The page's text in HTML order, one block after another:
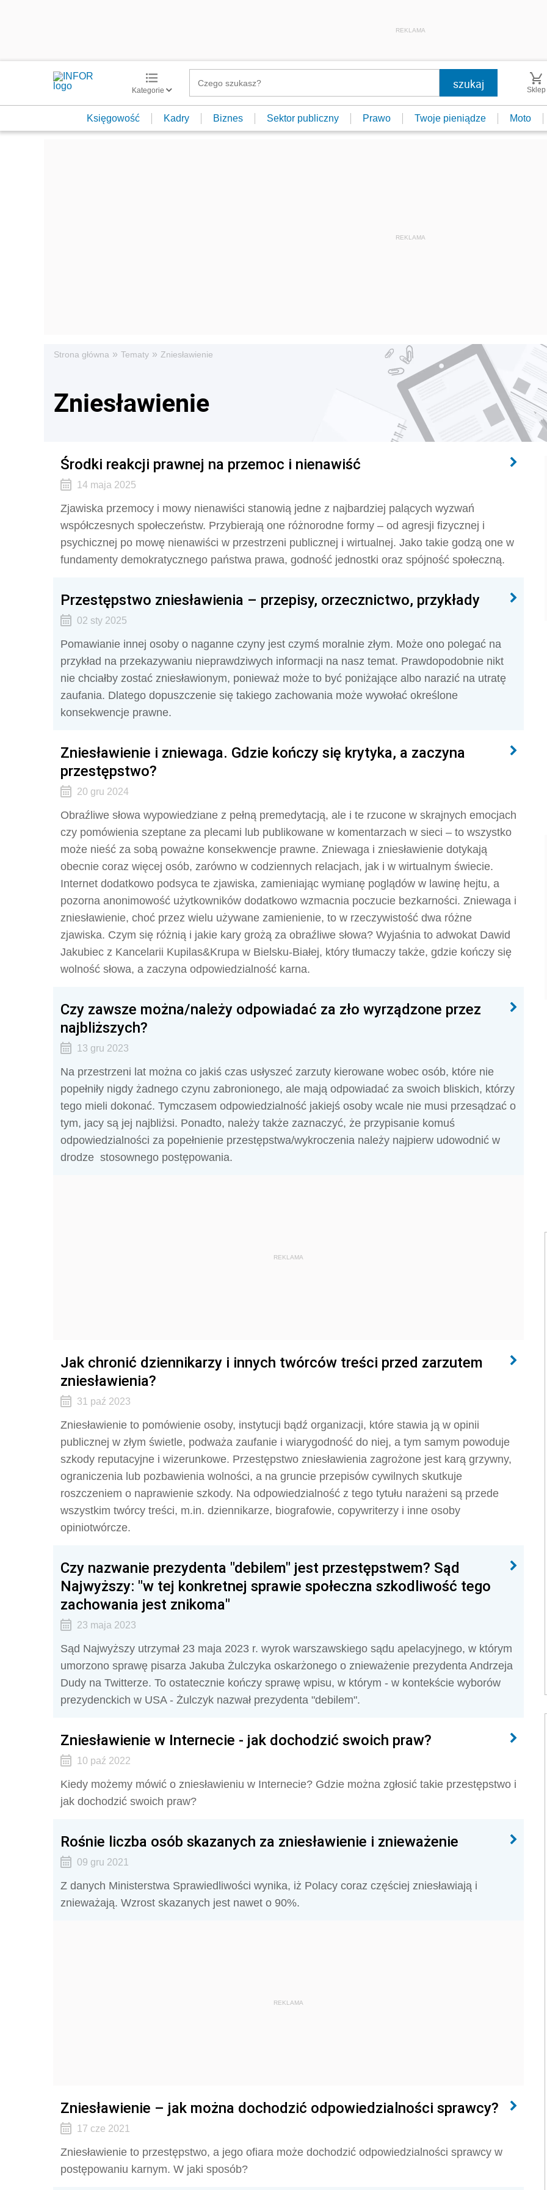
REKLAMA
Kategorie Sklep
Księgowość Kadry Biznes Sektor publiczny Prawo Twoje pieniądze Moto
Strona główna » Tematy » Zniesławienie
Zniesławienie
Środki reakcji prawnej na przemoc i nienawiść
14 maja 2025
Zjawiska przemocy i mowy nienawiści stanowią jedne z najbardziej palących wyzwań
współczesnych społeczeństw. Przybierają one różnorodne formy – od agresji fizycznej i
psychicznej po mowę nienawiści w przestrzeni publicznej i wirtualnej. Jako takie godzą one w
fundamenty demokratycznego państwa prawa, godność jednostki oraz spójność społeczną.
Przestępstwo zniesławienia – przepisy, orzecznictwo, przykłady
02 sty 2025
Pomawianie innej osoby o naganne czyny jest czymś moralnie złym. Może ono polegać na
przykład na przekazywaniu nieprawdziwych informacji na nasz temat. Prawdopodobnie nikt
nie chciałby zostać zniesławionym, ponieważ może to być poniżające albo narazić na utratę
zaufania. Dlatego dopuszczenie się takiego zachowania może wywołać określone
konsekwencje prawne.
Zniesławienie i zniewaga. Gdzie kończy się krytyka, a zaczyna
przestępstwo?
20 gru 2024
Obraźliwe słowa wypowiedziane z pełną premedytacją, ale i te rzucone w skrajnych emocjach
czy pomówienia szeptane za plecami lub publikowane w komentarzach w sieci – to wszystko
może nieść za sobą poważne konsekwencje prawne. Zniewaga i zniesławienie dotykają
obecnie coraz więcej osób, zarówno w codziennych relacjach, jak i w wirtualnym świecie.
Internet dodatkowo podsyca te zjawiska, zamieniając wymianę poglądów w lawinę hejtu, a
pozorna anonimowość użytkowników dodatkowo wzmacnia poczucie bezkarności. Zniewaga i
zniesławienie, choć przez wielu używane zamienienie, to w rzeczywistość dwa różne
zjawiska. Czym się różnią i jakie kary grożą za obraźliwe słowa? Wyjaśnia to adwokat Dawid
Jakubiec z Kancelarii Kupilas&Krupa w Bielsku-Białej, który tłumaczy także, gdzie kończy się
wolność słowa, a zaczyna odpowiedzialność karna.
Czy zawsze można/należy odpowiadać za zło wyrządzone przez
najbliższych?
13 gru 2023
Na przestrzeni lat można co jakiś czas usłyszeć zarzuty kierowane wobec osób, które nie
popełniły nigdy żadnego czynu zabronionego, ale mają odpowiadać za swoich bliskich, którzy
tego mieli dokonać. Tymczasem odpowiedzialność jakiejś osoby wcale nie musi przesądzać o
tym, jacy są jej najbliżsi. Ponadto, należy także zaznaczyć, że przypisanie komuś
odpowiedzialności za popełnienie przestępstwa/wykroczenia należy najpierw udowodnić w
drodze stosownego postępowania.
REKLAMA
Jak chronić dziennikarzy i innych twórców treści przed zarzutem
zniesławienia?
31 paź 2023
Zniesławienie to pomówienie osoby, instytucji bądź organizacji, które stawia ją w opinii
publicznej w złym świetle, podważa zaufanie i wiarygodność do niej, a tym samym powoduje
szkody reputacyjne i wizerunkowe. Przestępstwo zniesławienia zagrożone jest karą grzywny,
ograniczenia lub pozbawienia wolności, a na gruncie przepisów cywilnych skutkuje
roszczeniem o naprawienie szkody. Na odpowiedzialność z tego tytułu narażeni są przede
wszystkim twórcy treści, m.in. dziennikarze, biografowie, copywriterzy i inne osoby
opiniotwórcze.
Czy nazwanie prezydenta "debilem" jest przestępstwem? Sąd
Najwyższy: "w tej konkretnej sprawie społeczna szkodliwość tego
zachowania jest znikoma"
23 maja 2023
Sąd Najwyższy utrzymał 23 maja 2023 r. wyrok warszawskiego sądu apelacyjnego, w którym
umorzono sprawę pisarza Jakuba Żulczyka oskarżonego o znieważenie prezydenta Andrzeja
Dudy na Twitterze. To ostatecznie kończy sprawę wpisu, w którym - w kontekście wyborów
prezydenckich w USA - Żulczyk nazwał prezydenta "debilem".
Zniesławienie w Internecie - jak dochodzić swoich praw?
10 paź 2022
Kiedy możemy mówić o zniesławieniu w Internecie? Gdzie można zgłosić takie przestępstwo i
jak dochodzić swoich praw?
Rośnie liczba osób skazanych za zniesławienie i znieważenie
09 gru 2021
Z danych Ministerstwa Sprawiedliwości wynika, iż Polacy coraz częściej zniesławiają i
znieważają. Wzrost skazanych jest nawet o 90%.
REKLAMA
Zniesławienie – jak można dochodzić odpowiedzialności sprawcy?
17 cze 2021
Zniesławienie to przestępstwo, a jego ofiara może dochodzić odpowiedzialności sprawcy w
postępowaniu karnym. W jaki sposób?